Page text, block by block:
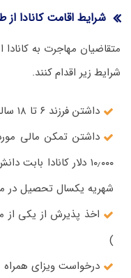
شرایط اقامت کانادا
شرایط زیر اقدام کنند.
داشتن فرزند ۶ تا ۱۸ ساله
داشتن تمکن مالی
شهریه یکسال تحصیل در
اخذ پذیرش از یکی از
)
درخواست ویزای